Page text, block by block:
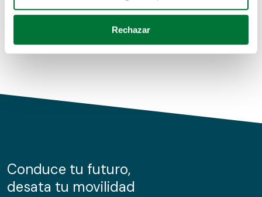
Identificar su dispositivo analizándolo activamente
para buscar características específicas (huellas
Obtenga más información sobre cómo se procesan sus
de cookies.
información sobre el uso que haga del sitio web con
nuestros partners de redes sociales, publicidad y análisis
Rechazar
Conduce tu futuro,
desata tu movilidad